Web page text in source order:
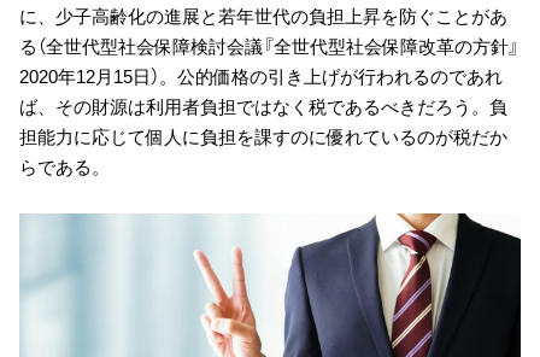
に、少子高齢化の進展と若年世代の負担上昇を防ぐことがあ
る（全世代型社会保障検討会議『全世代型社会保障改革の方針』
2020年12月15日）。公的価格の引き上げが行われるのであれ
ば、その財源は利用者負担ではなく税であるべきだろう。負
担能力に応じて個人に負担を課すのに優れているのが税だか
らである。